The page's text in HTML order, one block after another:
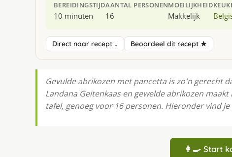
BEREIDINGSTIJD
10 minuten
AANTAL PERSONEN
16
MOEILIJKHEID
Makkelijk
Direct naar recept ↓ Beoordeel dit recept ★
Gevulde abrikozen met pancetta is zo'n gerecht
Landana Geitenkaas en gewelde abrikozen
tafel, genoeg voor 16 personen. Hieronder vind
👩‍🍳 Start